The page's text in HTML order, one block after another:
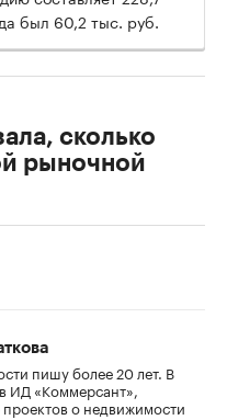
был 60,2 тыс. руб.
сколько
рыночной
пишу более 20 лет. В
ИД «Коммерсант»,
проектов о недвижимости